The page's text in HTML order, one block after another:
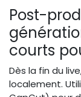
Post-
courts
Dès la fin du
localement.